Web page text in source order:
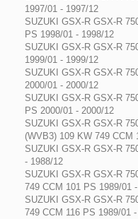
1997/01 - 1997/12
SUZUKI GSX-R GSX-R
PS 1998/01 - 1998/12
SUZUKI GSX-R GSX-R
1999/01 - 1999/12
SUZUKI GSX-R GSX-R
2000/01 - 2000/12
SUZUKI GSX-R GSX-R
PS 2000/01 - 2000/12
SUZUKI GSX-R GSX-R
(WVB3) 109 KW 749 CCM
SUZUKI GSX-R GSX-R
- 1988/12
SUZUKI GSX-R GSX-R
749 CCM 101 PS 1989/01
SUZUKI GSX-R GSX-R
749 CCM 116 PS 1989/01